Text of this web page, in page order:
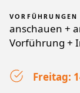
anschauen +
Vorführung +
Freitag: